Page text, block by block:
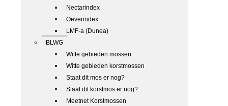
Nectarindex
Oeverindex
LMF-a (Dunea)
BLWG
Witte gebieden mossen
Witte gebieden korstmossen
Staat dit mos er nog?
Staat dit korstmos er nog?
Meetnet Korstmossen